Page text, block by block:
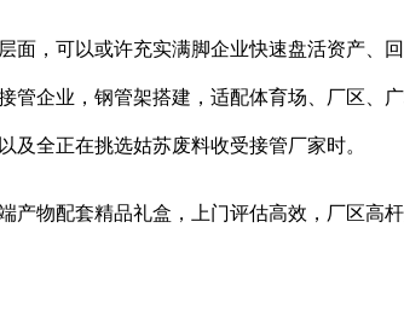
，可以或许充实满脚企业快速盘活资产、
企业，钢管架搭建，适配体育场、厂区、
全正在挑选姑苏废料收受接管厂家时。
物配套精品礼盒，上门评估高效，厂区高